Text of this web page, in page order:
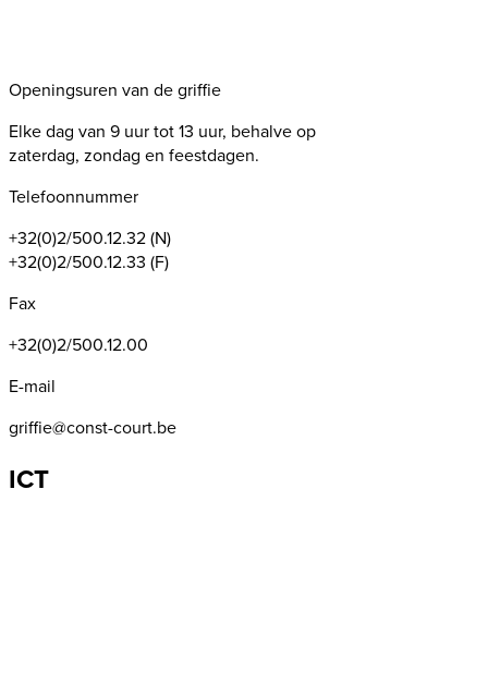
Openingsuren van de griffie
Elke dag van 9 uur tot 13 uur, behalve op
zaterdag, zondag en feestdagen.
Telefoonnummer
+32(0)2/500.12.32 (N)
+32(0)2/500.12.33 (F)
Fax
+32(0)2/500.12.00
E-mail
griffie@const-court.be
ICT